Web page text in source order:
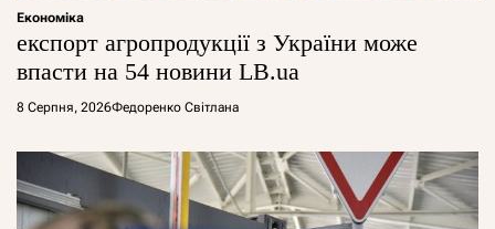
Економіка
експорт агропродукції з України може
впасти на 54 новини LB.ua
8 Серпня, 2026Федоренко Світлана